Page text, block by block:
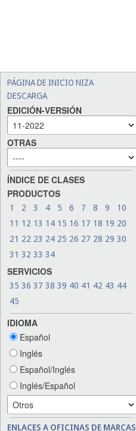
PÁGINA DE INICIO NIZA
DESCARGA
EDICIÓN-VERSIÓN
OTRAS
ÍNDICE DE CLASES
PRODUCTOS
1 2 3 4 5 6 7 8 9
10
11 12 13 14 15 16 17 18 19 20
21 22 23 24 25 26 27 28 29 30
31 32 33 34
SERVICIOS
35 36 37 38 39 40 41 42 43 44
45
IDIOMA
Español
Inglés
Español/Inglés
Inglés/Español
ENLACES A OFICINAS DE MARCAS